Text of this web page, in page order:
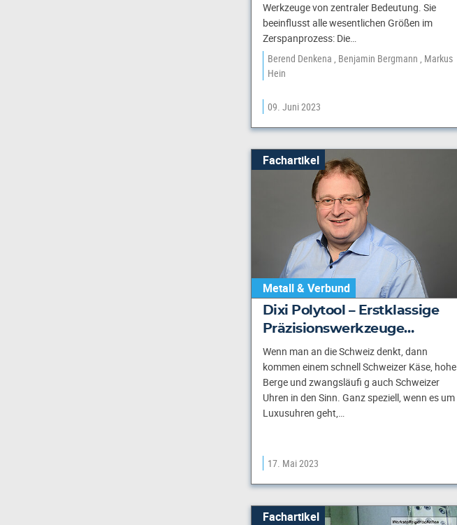
Werkzeuge von zentraler Bedeutung. Sie
beeinflusst alle wesentlichen Größen im
Zerspanprozess: Die…
Berend Denkena Benjamin Bergmann Markus
Hein
09. Juni 2023
Fachartikel
Metall & Verbund
Dixi Polytool – Erstklassige
Präzisionswerkzeuge…
Wenn man an die Schweiz denkt, dann
kommen einem schnell Schweizer Käse, hohe
Berge und zwangsläufi g auch Schweizer
Uhren in den Sinn. Ganz speziell, wenn es um
Luxusuhren geht,…
17. Mai 2023
Fachartikel